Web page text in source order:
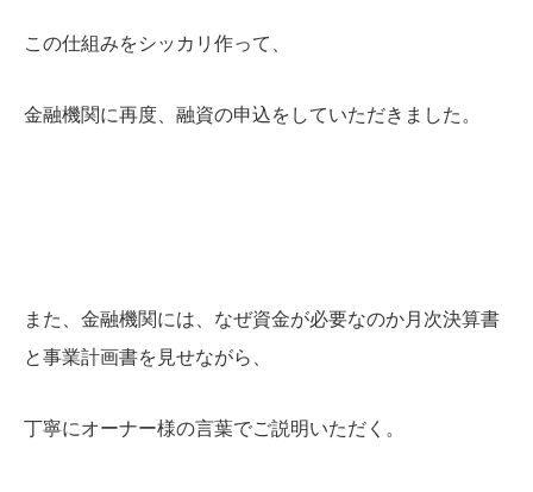
この仕組みをシッカリ作って、
金融機関に再度、融資の申込をしていただきました。
また、金融機関には、なぜ資金が必要なのか月次決算書
と事業計画書を見せながら、
丁寧にオーナー様の言葉でご説明いただく。